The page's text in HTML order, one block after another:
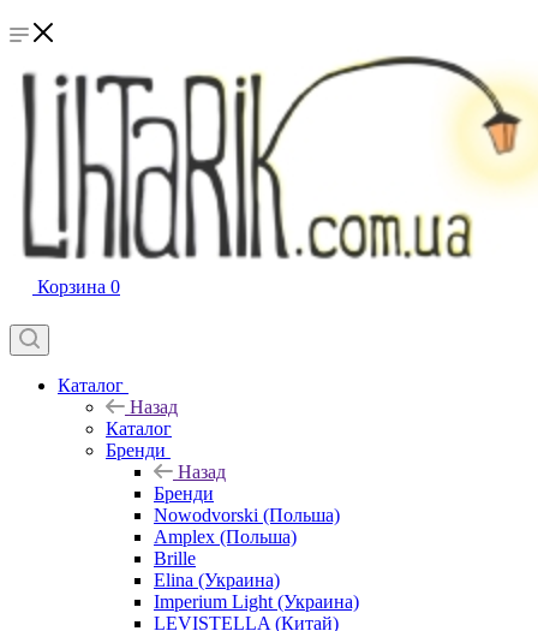
Корзина 0
Каталог
Назад
Каталог
Бренди
Назад
Бренди
Nowodvorski (Польша)
Amplex (Польша)
Brille
Elina (Украина)
Imperium Light (Украина)
LEVISTELLA (Китай)